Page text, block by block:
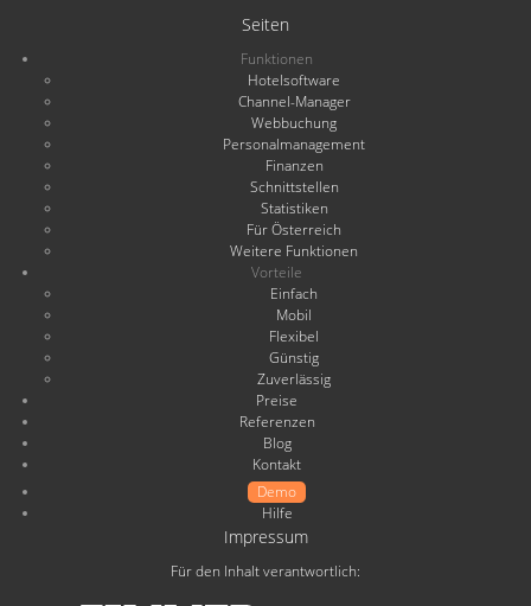
Seiten
Funktionen
Hotelsoftware
Channel-Manager
Webbuchung
Personalmanagement
Finanzen
Schnittstellen
Statistiken
Für Österreich
Weitere Funktionen
Vorteile
Einfach
Mobil
Flexibel
Günstig
Zuverlässig
Preise
Referenzen
Blog
Kontakt
Demo
Hilfe
Impressum
Für den Inhalt verantwortlich: